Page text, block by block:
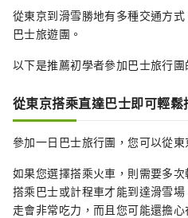
從東京到滑雪勝地有多種交通方
巴士旅遊團。
以下是推薦初學者參加巴士旅行團
從東京搭乘直達巴士即可輕鬆
參加一日巴士旅行團，您可以從
如果您選擇搭乘火車，則需要多
搭乘巴士或計程車才能到達滑雪
走會非常吃力，而且您可能還擔